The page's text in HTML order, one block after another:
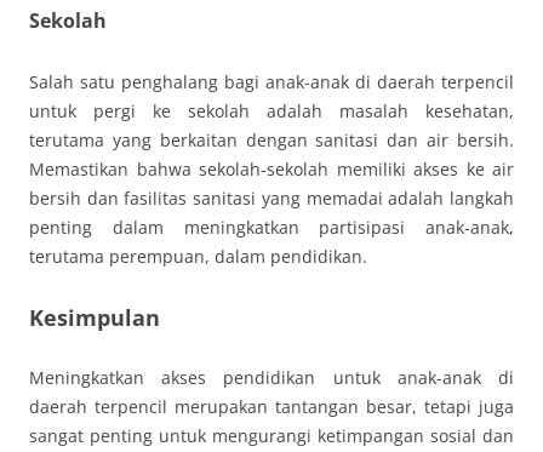
Sekolah
Salah satu penghalang bagi anak-anak di daerah terpencil
untuk pergi ke sekolah adalah masalah kesehatan,
terutama yang berkaitan dengan sanitasi dan air bersih.
Memastikan bahwa sekolah-sekolah memiliki akses ke air
bersih dan fasilitas sanitasi yang memadai adalah langkah
penting dalam meningkatkan partisipasi anak-anak,
terutama perempuan, dalam pendidikan.
Kesimpulan
Meningkatkan akses pendidikan untuk anak-anak di
daerah terpencil merupakan tantangan besar, tetapi juga
sangat penting untuk mengurangi ketimpangan sosial dan